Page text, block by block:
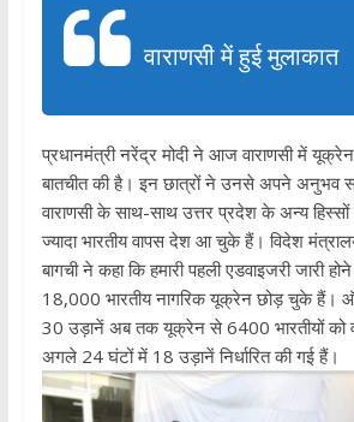
वाराणसी में हुई मुलाकात
प्रधानमंत्री नरेंद्र मोदी ने आज वाराणसी में
बातचीत की है। इन छात्रों ने उनसे अपने अनुभव
वाराणसी के साथ-साथ उत्तर प्रदेश के अन्य
ज्यादा भारतीय वापस देश आ चुके हैं। विदेश
बागची ने कहा कि हमारी पहली एडवाइजरी जारी
18,000 भारतीय नागरिक यूक्रेन छोड़ चुके हैं।
30 उड़ानें अब तक यूक्रेन से 6400 भारतीयों को
अगले 24 घंटों में 18 उड़ानें निर्धारित की गई हैं।